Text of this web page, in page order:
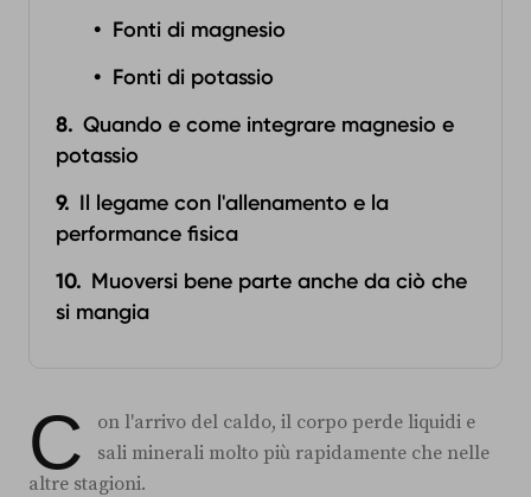
Fonti di magnesio
Fonti di potassio‍
Quando e come integrare magnesio e
potassio
Il legame con l'allenamento e la
performance fisica
Muoversi bene parte anche da ciò che
si mangia
C
on l'arrivo del caldo, il corpo perde liquidi e
sali minerali molto più rapidamente che nelle
altre stagioni.